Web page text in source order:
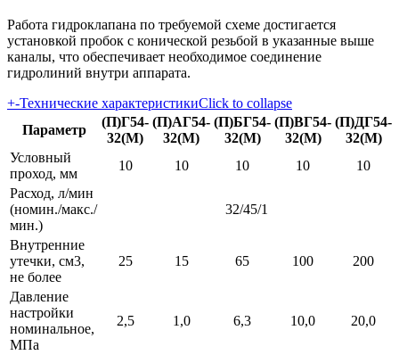
Работа гидроклапана по требуемой схеме достигается
установкой пробок с конической резьбой в указанные выше
каналы, что обеспечивает необходимое соединение
гидролиний внутри аппарата.
+-Технические характеристикиClick to collapse
Параметр
(П)Г54-
32(М)
(П)АГ54-
32(М)
(П)БГ54-
32(М)
(П)ВГ54-
32(М)
(П)ДГ54-
32(М)
Условный
проход, мм
10 10 10 10
10
Расход, л/мин
(номин./макс./
мин.)
32/45/1
Внутренние
утечки, см3,
не более
25 15 65 100 200
Давление
настройки
номинальное,
МПа
2,5 1,0 6,3 10,0 20,0